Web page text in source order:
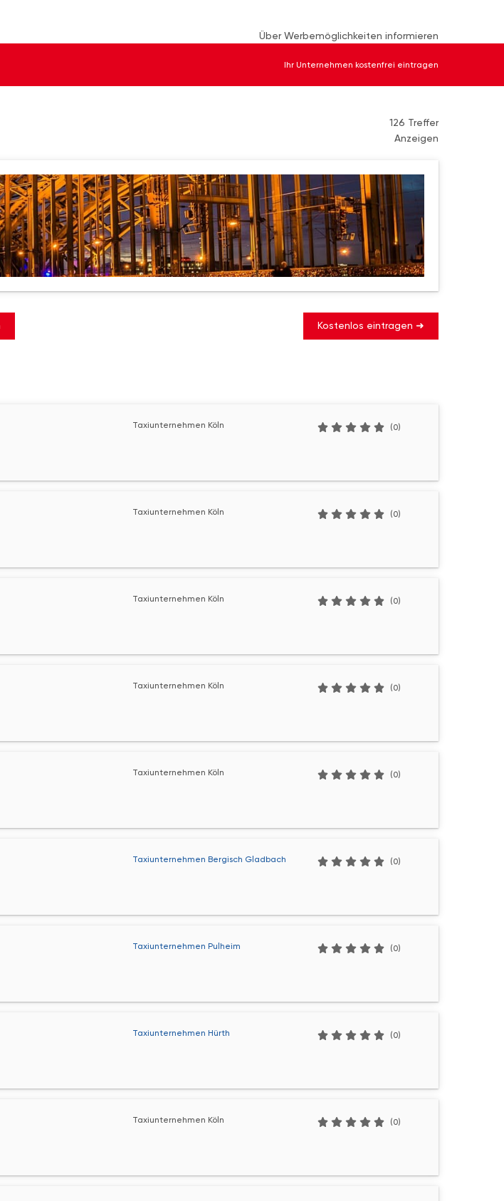
Über Werbemöglichkeiten informieren
Ihr Unternehmen kostenfrei eintragen
126 Treffer
Anzeigen
Kostenlos eintragen ➜
Taxiunternehmen Köln (0)
Taxiunternehmen Köln (0)
Taxiunternehmen Köln (0)
Taxiunternehmen Köln (0)
Taxiunternehmen Köln (0)
Taxiunternehmen Bergisch Gladbach (0)
Taxiunternehmen Pulheim (0)
Taxiunternehmen Hürth (0)
Taxiunternehmen Köln (0)